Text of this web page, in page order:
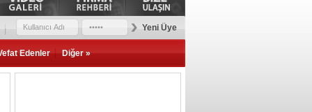
Yeni Üye
Edenler Diğer »